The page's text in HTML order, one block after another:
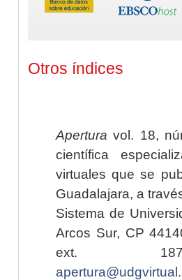
Otros índices
Apertura vol. 18,
científica
virtuales que se
Guadalajara, a
Sistema de
Arcos Sur, CP
ext.